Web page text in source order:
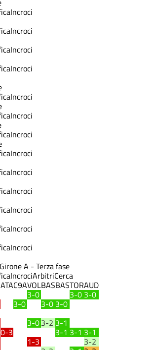
Incroci
Incroci
Incroci
Incroci
Incroci
Incroci
Incroci
Incroci
Incroci
Incroci
Incroci
Incroci
Incroci
A - Terza fase
IncrociArbitriCerca
ATAC9AVOLBASBASTORAUD
3-0 3-0 3-0
3-0 3-0 3-0
3-03-2 3-1
0-3 3-1 3-1 3-1
1-3 3-2